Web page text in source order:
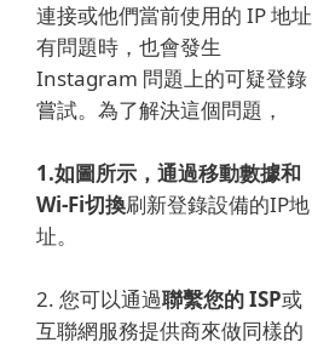
連接或他們當前使用的 IP 地址
有問題時，也會發生
Instagram 問題上的可疑登錄
嘗試。 為了解決這個問題，
1.如圖所示，通過移動數據和
Wi-Fi切換刷新登錄設備的IP地
址。
2. 您可以通過聯繫您的 ISP或
互聯網服務提供商來做同樣的